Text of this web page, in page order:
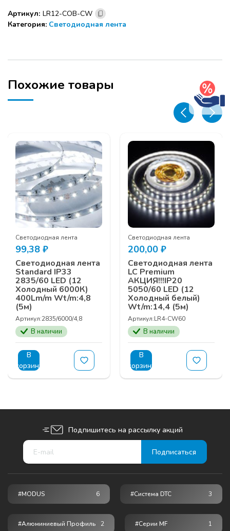
СОВ
-512,холодный
К),
Артикул: LR12-COB-СW
Категория: Светодиодная лента
Похожие товары
Светодиодная лента
99,38 ₽
Светодиодная лента
Standard IP33
2835/60 LED (12
Холодный 6000К)
400Lm/m Wt/m:4,8
(5м)
Артикул:2835/6000/4,8
В наличии
В
корзину
Светодиодная лента
200,00 ₽
Светодиодная лента
LC Premium
АКЦИЯ!!!IP20
5050/60 LED (12
Холодный белый)
Wt/m:14,4 (5м)
Артикул:LR4-СW60
В наличии
В
корзину
Подпишитесь на рассылку акций
#MODUS 6 #Система DTC 3
#Алюминиевый Профиль 2 #серии MF 1